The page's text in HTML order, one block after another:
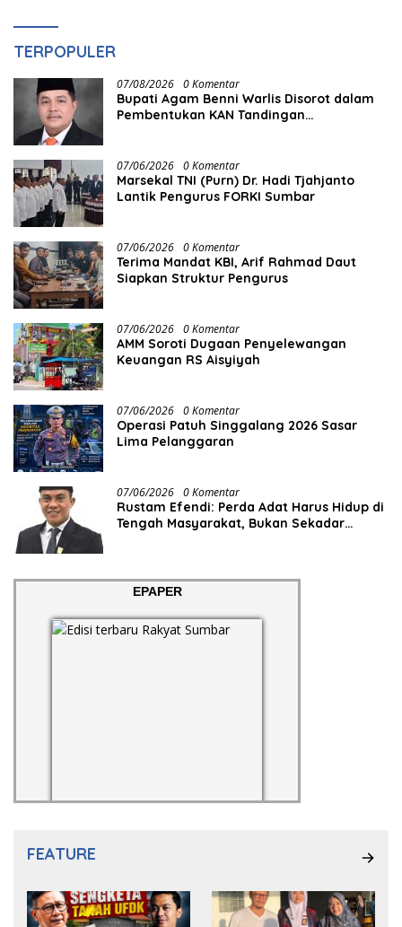
TERPOPULER
07/08/2026 0 Komentar
Bupati Agam Benni Warlis Disorot dalam
Pembentukan KAN Tandingan
07/06/2026 0 Komentar
Marsekal TNI (Purn) Dr. Hadi Tjahjanto
Lantik Pengurus FORKI Sumbar
07/06/2026 0 Komentar
Terima Mandat KBI, Arif Rahmad Daut
Siapkan Struktur Pengurus
07/06/2026 0 Komentar
AMM Soroti Dugaan Penyelewangan
Keuangan RS Aisyiyah
07/06/2026 0 Komentar
Operasi Patuh Singgalang 2026 Sasar
Lima Pelanggaran
07/06/2026 0 Komentar
Rustam Efendi: Perda Adat Harus Hidup di
Tengah Masyarakat, Bukan Sekadar
EPAPER
FEATURE